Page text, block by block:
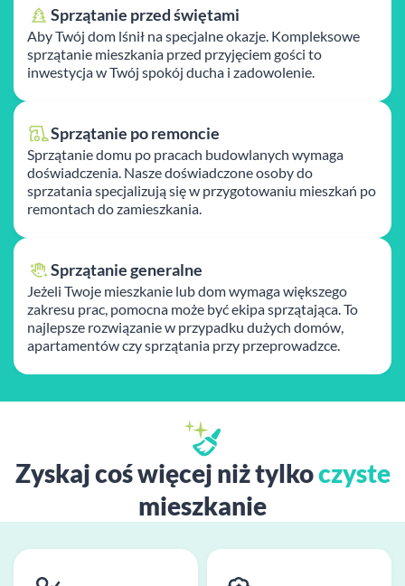
Sprzątanie przed świętami
Aby Twój dom lśnił na specjalne okazje. Kompleksowe
sprzątanie mieszkania przed przyjęciem gości to
inwestycja w Twój spokój ducha i zadowolenie.
Sprzątanie po remoncie
Sprzątanie domu po pracach budowlanych wymaga
doświadczenia. Nasze doświadczone osoby do
sprzatania specjalizują się w przygotowaniu mieszkań po
remontach do zamieszkania.
Sprzątanie generalne
Jeżeli Twoje mieszkanie lub dom wymaga większego
zakresu prac, pomocna może być ekipa sprzątająca. To
najlepsze rozwiązanie w przypadku dużych domów,
apartamentów czy sprzątania przy przeprowadzce.
Zyskaj coś więcej niż tylkoczyste
mieszkanie